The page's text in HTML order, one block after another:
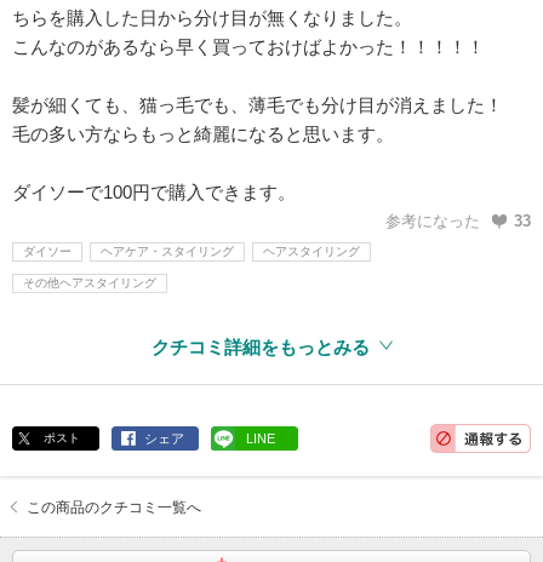
ちらを購入した日から分け目が無くなりました。
こんなのがあるなら早く買っておけばよかった！！！！！
髪が細くても、猫っ毛でも、薄毛でも分け目が消えました！
毛の多い方ならもっと綺麗になると思います。
ダイソーで100円で購入できます。
参考になった 33
ダイソー ヘアケア・スタイリング ヘアスタイリング
その他ヘアスタイリング
クチコミ詳細をもっとみる
ポスト シェア LINE
この商品のクチコミ一覧へ